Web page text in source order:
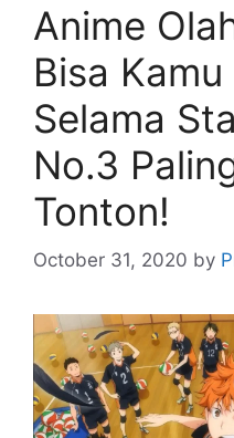
Anime
Bisa
Selama
No.3
Tonton!
October 31, 2020 by